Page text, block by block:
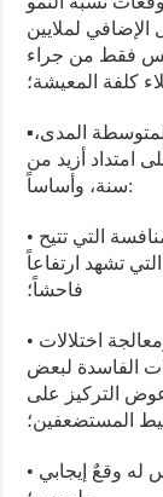
والدخول الإضافي لملايين
فقط من جراء
كلفة المعيشة؛
▪︎يؤكد على كافة المقترحات، الفورية منها والمتوسطة المدى،
امتداد أزيد من
سنة، وأساساً:
• استعمال مقتضيات قانون حرية الأسعار والمنافسة التي تتيح
تشهد ارتفاعاً
فاحشاً؛
• إعمال مراقبة حقيقية للسوق الوطنية، ومعالجة اختلالات
الفاسدة لبعض
التركيز على
المستضعفين؛
• إجراء تقييمٍ فوري لدعم أرباب النقل الذي ليس له وقعٌ إيجابي